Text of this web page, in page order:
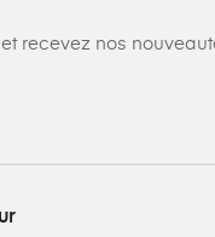
recevez nos